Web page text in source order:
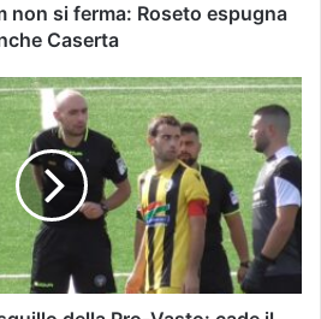
non si ferma: Roseto espugna
Caserta